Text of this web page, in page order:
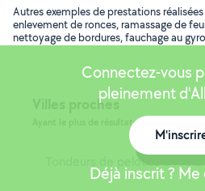
Autres exemples de prestations
enlevement de ronces, ramassage de
nettoyage de bordures, fauchage au
Villes proches
Ayant le plus de résultats, dans le même
Connectez-vous
pleinement
Déjà inscrit ?